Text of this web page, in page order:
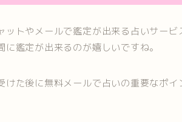
ットやメールで鑑定が出来る占いサー
鑑定が出来るのが嬉しいですね。
けた後に無料メールで占いの重要なポイ